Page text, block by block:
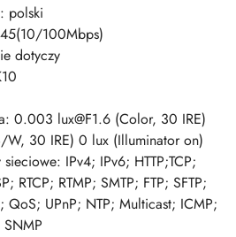
polski
100Mbps)
dotyczy
0.003 lux@F1.6 (Color, 30 IRE)
30 IRE) 0 lux (Illuminator on)
IPv4; IPv6; HTTP;TCP;
RTCP; RTMP; SMTP; FTP; SFTP;
QoS; UPnP; NTP; Multicast; ICMP;